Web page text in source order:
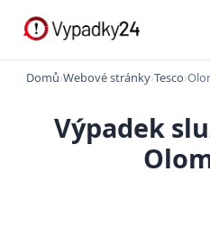
Domů›Webové stránky›Tesco›
Výpadek